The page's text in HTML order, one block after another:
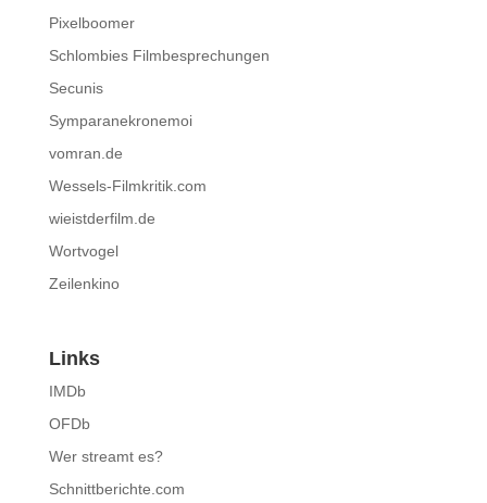
Pixelboomer
Schlombies Filmbesprechungen
Secunis
Symparanekronemoi
vomran.de
Wessels-Filmkritik.com
wieistderfilm.de
Wortvogel
Zeilenkino
Links
IMDb
OFDb
Wer streamt es?
Schnittberichte.com